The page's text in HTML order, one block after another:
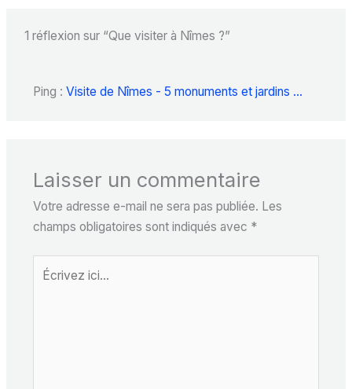
1 réflexion sur “Que visiter à Nîmes ?”
Ping : Visite de Nîmes - 5 monuments et jardins ...
Laisser un commentaire
Votre adresse e-mail ne sera pas publiée. Les
champs obligatoires sont indiqués avec *
Écrivez
ici…